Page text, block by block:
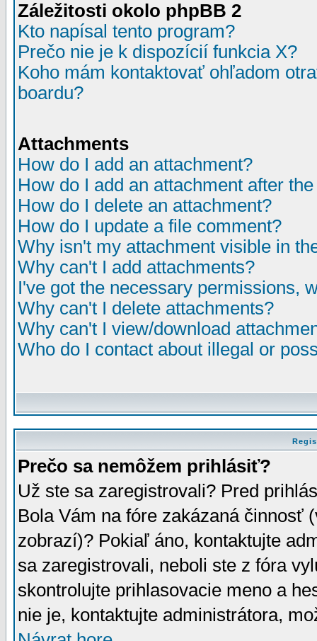
Záležitosti okolo phpBB 2
Kto napísal tento program?
Prečo nie je k dispozícií funkcia X?
Koho mám kontaktovať ohľadom
boardu?
Attachments
How do I add an attachment?
How do I add an attachment after
How do I delete an attachment?
How do I update a file comment?
Why isn't my attachment visible in
Why can't I add attachments?
I've got the necessary permissions,
Why can't I delete attachments?
Why can't I view/download
Who do I contact about illegal or
Prečo sa nemôžem prihlásiť?
Už ste sa zaregistrovali? Pred
Bola Vám na fóre zakázaná činnosť
zobrazí)? Pokiaľ áno, kontaktujte
sa zaregistrovali, neboli ste z fóra
skontrolujte prihlasovacie meno a
nie je, kontaktujte administrátora,